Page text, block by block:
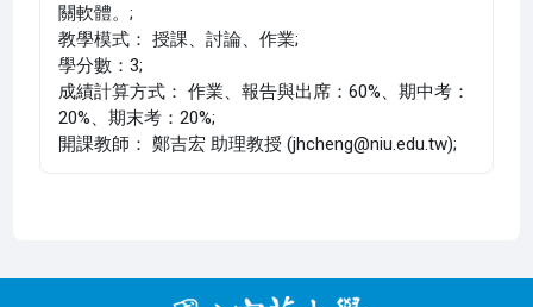
關軟體。;
教學模式： 授課、討論、作業;
學分數：3;
成績計算方式： 作業、報告與出席：60%、期中考：
20%、期末考：20%;
開課教師： 鄭吉宏 助理教授 (jhcheng@niu.edu.tw);